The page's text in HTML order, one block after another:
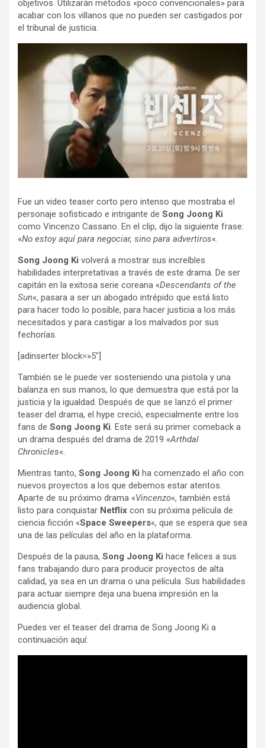
objetivos. Utilizarán métodos «poco convencionales» para
acabar con los villanos que no pueden ser castigados por
el tribunal de justicia.
Fue un video teaser corto pero intenso que mostraba el
personaje sofisticado e intrigante de Song Joong Ki
como Vincenzo Cassano. En el clip, dijo la siguiente frase:
«No estoy aquí para negociar, sino para advertiros«.
Song Joong Ki volverá a mostrar sus increíbles
habilidades interpretativas a través de este drama. De ser
capitán en la exitosa serie coreana «Descendants of the
Sun«, pasara a ser un abogado intrépido que está listo
para hacer todo lo posible, para hacer justicia a los más
necesitados y para castigar a los malvados por sus
fechorías.
[adinserter block=»5″]
También se le puede ver sosteniendo una pistola y una
balanza en sus manos, lo que demuestra que está por la
justicia y la igualdad. Después de que se lanzó el primer
teaser del drama, el hype creció, especialmente entre los
fans de Song Joong Ki. Este será su primer comeback a
un drama después del drama de 2019 «Arthdal ​​
Chronicles«.
Mientras tanto, Song Joong Ki ha comenzado el año con
nuevos proyectos a los que debemos estar atentos.
Aparte de su próximo drama «Vincenzo«, también está
listo para conquistar Netflix con su próxima película de
ciencia ficción «Space Sweepers«, que se espera que sea
una de las películas del año en la plataforma.
Después de la pausa, Song Joong Ki hace felices a sus
fans trabajando duro para producir proyectos de alta
calidad, ya sea en un drama o una película. Sus habilidades
para actuar siempre deja una buena impresión en la
audiencia global.
Puedes ver el teaser del drama de Song Joong Ki a
continuación aquí: